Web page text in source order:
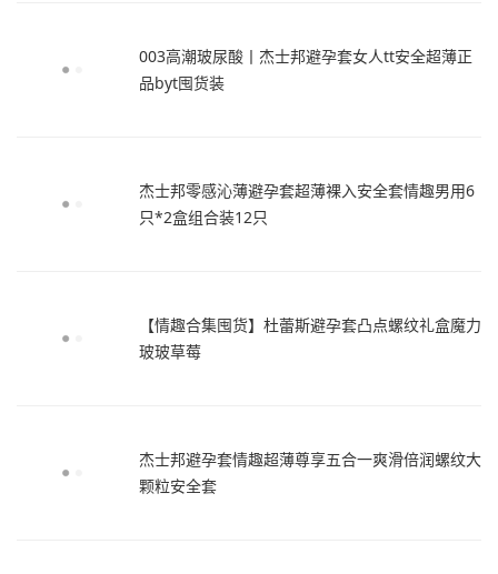
003高潮玻尿酸丨杰士邦避孕套女人tt安全超薄正
品byt囤货装
杰士邦零感沁薄避孕套超薄裸入安全套情趣男用6
只*2盒组合装12只
【情趣合集囤货】杜蕾斯避孕套凸点螺纹礼盒魔力
玻玻草莓
杰士邦避孕套情趣超薄尊享五合一爽滑倍润螺纹大
颗粒安全套